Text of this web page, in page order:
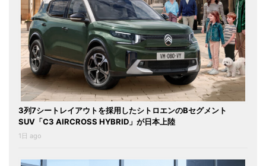
3列7シートレイアウトを採用したシトロエンのBセグメント
SUV「C3 AIRCROSS HYBRID」が日本上陸
1日 ago